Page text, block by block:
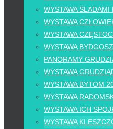
WYSTAWA
WYSTAWA
WYSTAWA
WYSTAWA
PANORAMY
WYSTAWA
WYSTAWA BYTOM
WYSTAWA
WYSTAWA ICH
WYSTAWA